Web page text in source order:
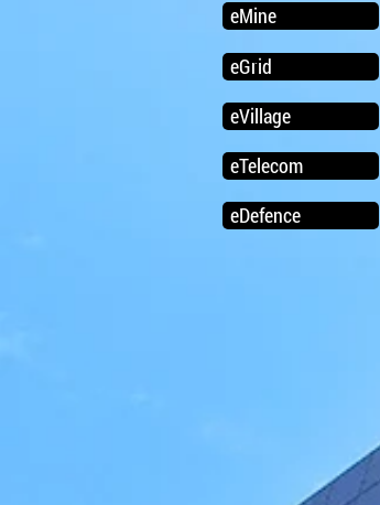
eMine
eGrid
eVillage
eTelecom
eDefence